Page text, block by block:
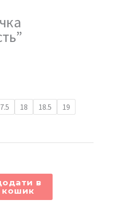
18 18.5 19
в
кошик